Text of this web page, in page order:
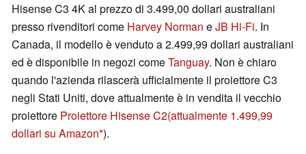
Hisense C3 4K al prezzo di 3.499,00 dollari australiani
presso rivenditori come Harvey Norman eJB Hi-Fi. In
Canada, il modello è venduto a 2.499,99 dollari australiani
ed è disponibile in negozi comeTanguay. Non è chiaro
quando l'azienda rilascerà ufficialmente il proiettore C3
negli Stati Uniti, dove attualmente è in vendita il vecchio
proiettore Proiettore Hisense C2(attualmente 1.499,99
dollari su Amazon ).